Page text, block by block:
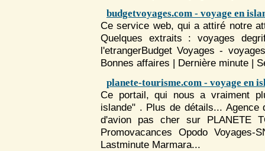
budgetvoyages.com - voyage en
Ce service web, qui a attiré notre
Quelques extraits : voyages
l'etrangerBudgetVoyages - voyage
Bonnes affaires | Dernière minute |
planete-tourisme.com - voyage en
Ce portail, qui nous a vraiment
islande" . Plus de détails... Agence
d'avion pas cher sur PLANETE
Promovacances Opodo Voyages-
Lastminute Marmara...